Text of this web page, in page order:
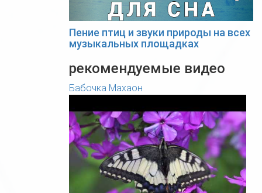
Пение птиц и звуки природы на всех
музыкальных площадках
рекомендуемые видео
Бабочка Махаон